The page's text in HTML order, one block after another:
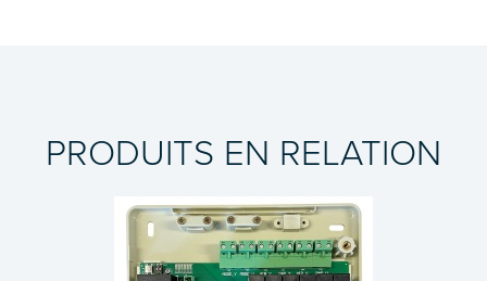
PRODUITS EN RELATION